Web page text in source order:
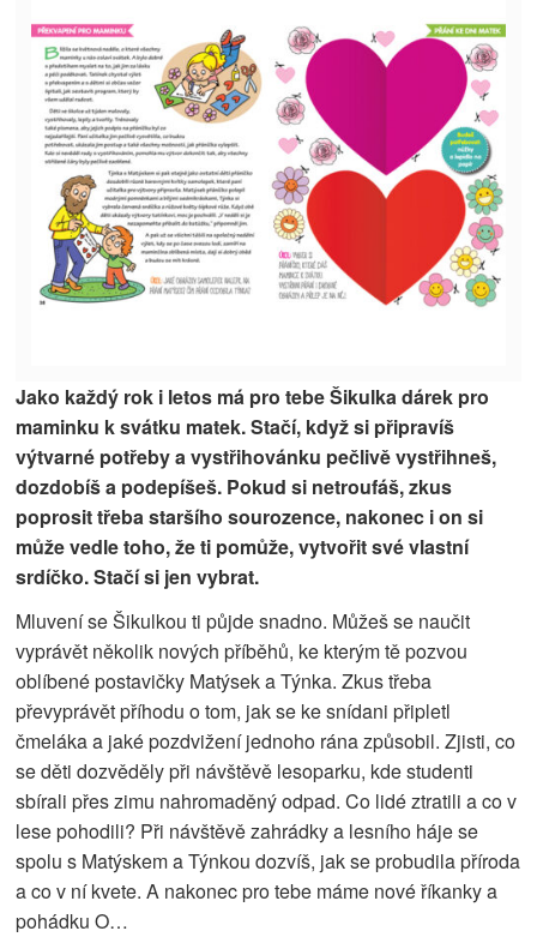
Jako každý rok i letos má pro tebe Šikulka dárek pro
maminku k svátku matek. Stačí, když si připravíš
výtvarné potřeby a vystřihovánku pečlivě vystřihneš,
dozdobíš a podepíšeš. Pokud si netroufáš, zkus
poprosit třeba staršího sourozence, nakonec i on si
může vedle toho, že ti pomůže, vytvořit své vlastní
srdíčko. Stačí si jen vybrat.
Mluvení se Šikulkou ti půjde snadno. Můžeš se naučit
vyprávět několik nových příběhů, ke kterým tě pozvou
oblíbené postavičky Matýsek a Týnka. Zkus třeba
převyprávět příhodu o tom, jak se ke snídani připletl
čmeláka a jaké pozdvižení jednoho rána způsobil. Zjisti, co
se děti dozvěděly při návštěvě lesoparku, kde studenti
sbírali přes zimu nahromaděný odpad. Co lidé ztratili a co v
lese pohodili? Při návštěvě zahrádky a lesního háje se
spolu s Matýskem a Týnkou dozvíš, jak se probudila příroda
a co v ní kvete. A nakonec pro tebe máme nové říkanky a
pohádku O…